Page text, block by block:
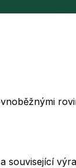
související